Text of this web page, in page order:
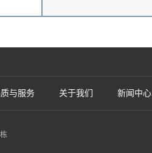
与服务 关于我们 新闻中心